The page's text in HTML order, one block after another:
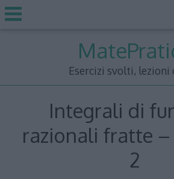
Esercizi svolti, lezioni
Integrali di
razionali fratte
2